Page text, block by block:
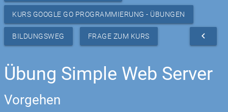
KURS GOOGLE GO PROGRAMMIERUNG - ÜBUNGEN
BILDUNGSWEG FRAGE ZUM KURS navigate_before
Übung Simple Web Server
Vorgehen